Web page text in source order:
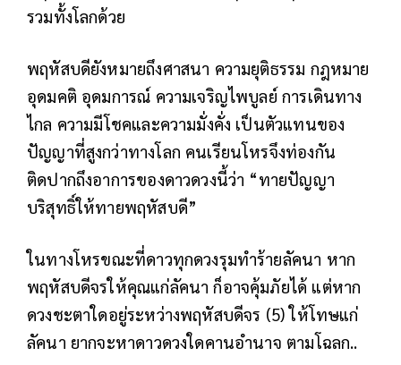
รวมทั้งโลกด้วย
พฤหัสบดียังหมายถึงศาสนา ความยุติธรรม กฎหมาย
อุดมคติ อุดมการณ์ ความเจริญไพบูลย์ การเดินทาง
ไกล ความมีโชคและความมั่งคั่ง เป็นตัวแทนของ
ปัญญาที่สูงกว่าทางโลก คนเรียนโหรจึงท่องกัน
ติดปากถึงอาการของดาวดวงนี้ว่า “ทายปัญญา
บริสุทธิ์ให้ทายพฤหัสบดี”
ในทางโหรขณะที่ดาวทุกดวงรุมทำร้ายลัคนา หาก
พฤหัสบดีจรให้คุณแก่ลัคนา ก็อาจคุ้มภัยได้ แต่หาก
ดวงชะตาใดอยู่ระหว่างพฤหัสบดีจร (5) ให้โทษแก่
ลัคนา ยากจะหาดาวดวงใดคานอำนาจ ตามโฉลก..